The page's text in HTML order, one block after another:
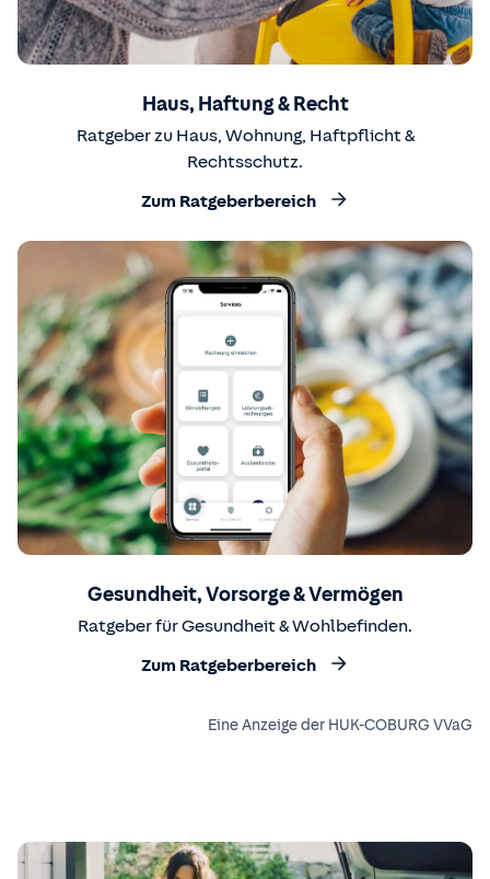
Haus, Haftung & Recht
Ratgeber zu Haus, Wohnung, Haftpflicht &
Rechtsschutz.
Zum Ratgeberbereich
Gesundheit, Vorsorge & Vermögen
Ratgeber für Gesundheit & Wohlbefinden.
Zum Ratgeberbereich
Eine Anzeige der HUK-COBURG VVaG